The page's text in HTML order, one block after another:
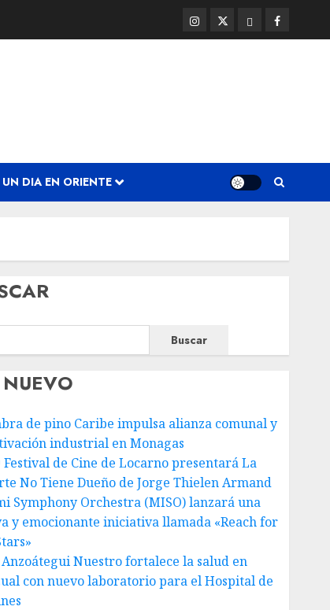
Instagram
@EnOriente
Twitter
(X)
ThreadsFacebook
UN DIA EN ORIENTE
Buscar
de pino Caribe impulsa alianza comunal y
industrial en Monagas
Festival de Cine de Locarno presentará La
No Tiene Dueño de Jorge Thielen Armand
Symphony Orchestra (MISO) lanzará una
y emocionante iniciativa llamada «Reach for
Nuestro fortalece la salud en
con nuevo laboratorio para el Hospital de